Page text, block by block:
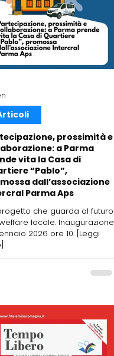
prossimità e
a Parma
vita la Casa di
“Pablo”,
dall’associazione
Parma Aps
che guarda al futuro
locale. Inaugurazione
2026 ore 10. [Leggi